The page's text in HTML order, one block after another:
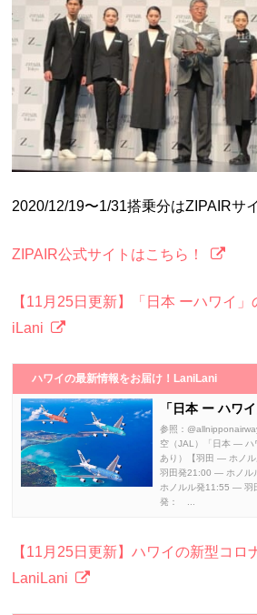
2020/12/19〜1/31搭乗分はZIPAIRサ
ZIPAIR公式サイトはこちら！
【11月25日更新】「日本 ーハワイ
iLani
ハワイの最新情報をお届け！LaniLani
「日本 ー ハワ
参照：
空（JAL）「日本 ― ハ
あり）【羽田 ― ホノ
羽田発21:00 ― ホノル
ホノルル発11:55 ― 羽
発： ...
【11月25日更新】ハワイの新型コロ
LaniLani